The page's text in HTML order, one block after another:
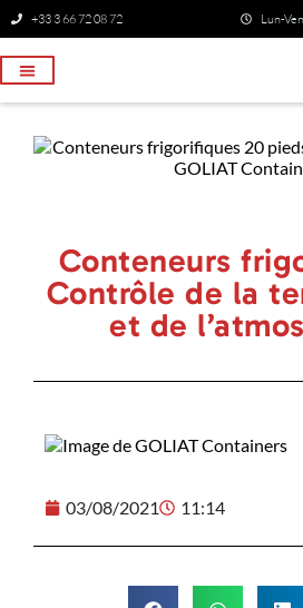
+33 3 66 72 08 72 Lun-
Conteneurs
Contrôle de la
et de
03/08/2021 11:14